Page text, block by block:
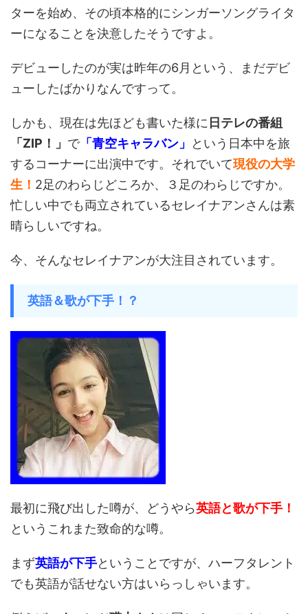
ターを始め、その頃本格的にシンガーソングライタ
ーになることを決意したそうですよ。
デビューしたのが実は昨年の6月という、まだデビ
ューしたばかりなんですって。
しかも、現在は先ほども書いた様に 日テレの番組
「ZIP！」 で「青空キャラバン」
という日本中を旅
するコーナーに出演中です。それでいて現役の大学
生！ 2足のわらじどころか、３足のわらじですか。
忙しい中でも両立されているセレイナアンさんは素
晴らしいですね。
今、そんなセレイナアンが大注目されています。
英語＆歌が下手！？
最初に飛び出した噂が、どうやら英語と歌が下手！
というこれまた致命的な噂。
まず英語が下手ということですが、ハーフタレント
でも英語が話せない方はいらっしゃいます。